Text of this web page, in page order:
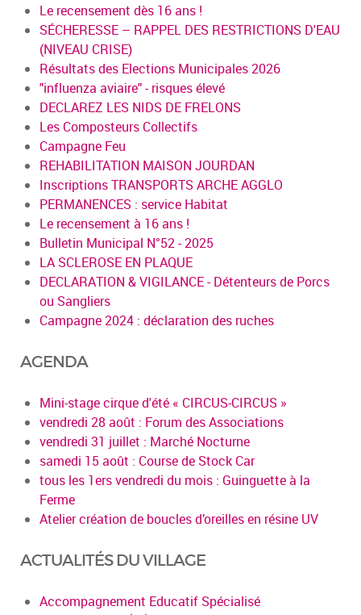
Le recensement dès 16 ans !
SÉCHERESSE – RAPPEL DES RESTRICTIONS D'EAU
(NIVEAU CRISE)
Résultats des Elections Municipales 2026
"influenza aviaire" - risques élevé
DECLAREZ LES NIDS DE FRELONS
Les Composteurs Collectifs
Campagne Feu
REHABILITATION MAISON JOURDAN
Inscriptions TRANSPORTS ARCHE AGGLO
PERMANENCES : service Habitat
Le recensement à 16 ans !
Bulletin Municipal N°52 - 2025
LA SCLEROSE EN PLAQUE
DECLARATION & VIGILANCE - Détenteurs de Porcs
ou Sangliers
Campagne 2024 : déclaration des ruches
AGENDA
Mini-stage cirque d'été « CIRCUS-CIRCUS »
vendredi 28 août : Forum des Associations
vendredi 31 juillet : Marché Nocturne
samedi 15 août : Course de Stock Car
tous les 1ers vendredi du mois : Guinguette à la
Ferme
Atelier création de boucles d’oreilles en résine UV
ACTUALITÉS DU VILLAGE
Accompagnement Educatif Spécialisé